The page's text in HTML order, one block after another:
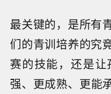
最关键的，是所有
们的青训培养的究
赛的技能，还是
强、更成熟、更